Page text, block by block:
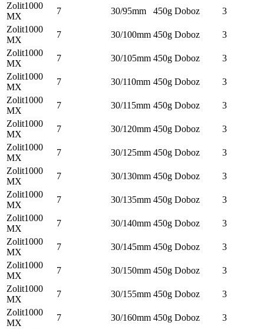
Zolit1000
MX
7 30/95mm 450g Doboz
3
Zolit1000
MX
7 30/100mm 450g Doboz
3
Zolit1000
MX
7 30/105mm 450g Doboz
3
Zolit1000
MX
7 30/110mm 450g Doboz
3
Zolit1000
MX
7 30/115mm 450g Doboz
3
Zolit1000
MX
7 30/120mm 450g Doboz
3
Zolit1000
MX
7 30/125mm 450g Doboz
3
Zolit1000
MX
7 30/130mm 450g Doboz
3
Zolit1000
MX
7 30/135mm 450g Doboz
3
Zolit1000
MX
7 30/140mm 450g Doboz
3
Zolit1000
MX
7 30/145mm 450g Doboz
3
Zolit1000
MX
7 30/150mm 450g Doboz
3
Zolit1000
MX
7 30/155mm 450g Doboz
3
Zolit1000
MX
7 30/160mm 450g Doboz
3